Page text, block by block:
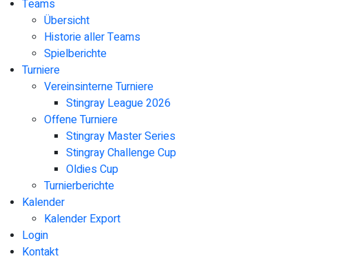
Teams
Übersicht
Historie aller Teams
Spielberichte
Turniere
Vereinsinterne Turniere
Stingray League 2026
Offene Turniere
Stingray Master Series
Stingray Challenge Cup
Oldies Cup
Turnierberichte
Kalender
Kalender Export
Login
Kontakt